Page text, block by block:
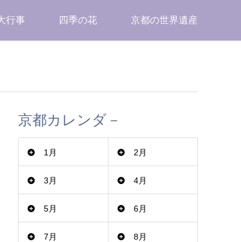
行事 四季の花 京都の世界遺産
京都カレンダ－
1月 2月
3月 4月
5月 6月
7月 8月